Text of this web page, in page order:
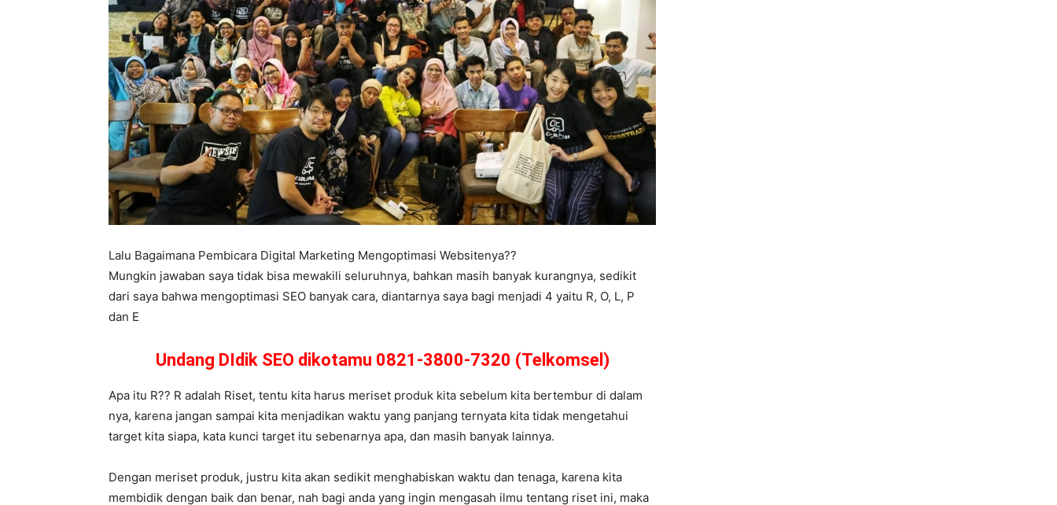
Lalu Bagaimana Pembicara Digital Marketing Mengoptimasi Websitenya??
Mungkin jawaban saya tidak bisa mewakili seluruhnya, bahkan masih banyak kurangnya, sedikit
dari saya bahwa mengoptimasi SEO banyak cara, diantarnya saya bagi menjadi 4 yaitu R, O, L, P
dan E
Undang DIdik SEO dikotamu 0821-3800-7320 (Telkomsel)
Apa itu R?? R adalah Riset, tentu kita harus meriset produk kita sebelum kita bertembur di dalam
nya, karena jangan sampai kita menjadikan waktu yang panjang ternyata kita tidak mengetahui
target kita siapa, kata kunci target itu sebenarnya apa, dan masih banyak lainnya.
Dengan meriset produk, justru kita akan sedikit menghabiskan waktu dan tenaga, karena kita
membidik dengan baik dan benar, nah bagi anda yang ingin mengasah ilmu tentang riset ini, maka